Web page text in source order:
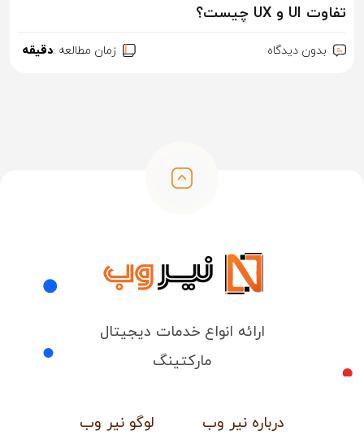
تفاوت UI و UX چیست؟
بدون دیدگاه زمان مطالعه :دقیقه
ارائه انواع خدمات دیجیتال
مارکتینگ
درباره نیر وب لوگو نیر وب